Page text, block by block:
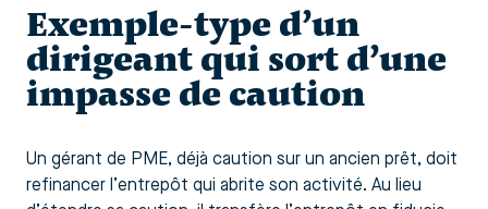
Exemple-type d’un
dirigeant qui sort d’une
impasse de caution
Un gérant de PME, déjà caution sur un ancien prêt, doit
refinancer l’entrepôt qui abrite son activité. Au lieu